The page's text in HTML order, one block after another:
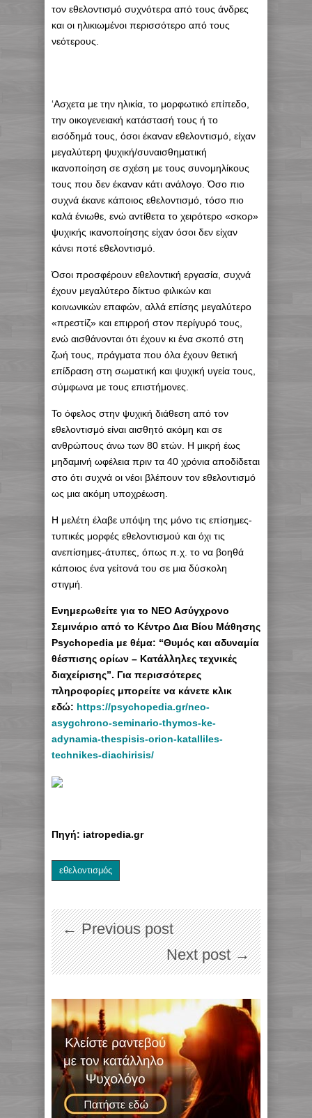
τον εθελοντισμό συχνότερα από τους άνδρες
και οι ηλικιωμένοι περισσότερο από τους
νεότερους.
‘Ασχετα με την ηλικία, το μορφωτικό επίπεδο,
την οικογενειακή κατάστασή τους ή το
εισόδημά τους, όσοι έκαναν εθελοντισμό, είχαν
μεγαλύτερη ψυχική/συναισθηματική
ικανοποίηση σε σχέση με τους συνομηλίκους
τους που δεν έκαναν κάτι ανάλογο. Όσο πιο
συχνά έκανε κάποιος εθελοντισμό, τόσο πιο
καλά ένιωθε, ενώ αντίθετα το χειρότερο «σκορ»
ψυχικής ικανοποίησης είχαν όσοι δεν είχαν
κάνει ποτέ εθελοντισμό.
Όσοι προσφέρουν εθελοντική εργασία, συχνά
έχουν μεγαλύτερο δίκτυο φιλικών και
κοινωνικών επαφών, αλλά επίσης μεγαλύτερο
«πρεστίζ» και επιρροή στον περίγυρό τους,
ενώ αισθάνονται ότι έχουν κι ένα σκοπό στη
ζωή τους, πράγματα που όλα έχουν θετική
επίδραση στη σωματική και ψυχική υγεία τους,
σύμφωνα με τους επιστήμονες.
Το όφελος στην ψυχική διάθεση από τον
εθελοντισμό είναι αισθητό ακόμη και σε
ανθρώπους άνω των 80 ετών. Η μικρή έως
μηδαμινή ωφέλεια πριν τα 40 χρόνια αποδίδεται
στο ότι συχνά οι νέοι βλέπουν τον εθελοντισμό
ως μια ακόμη υποχρέωση.
Η μελέτη έλαβε υπόψη της μόνο τις επίσημες-
τυπικές μορφές εθελοντισμού και όχι τις
ανεπίσημες-άτυπες, όπως π.χ. το να βοηθά
κάποιος ένα γείτονά του σε μια δύσκολη
στιγμή.
Eνημερωθείτε για το ΝΕΟ Ασύγχρονο
Σεμινάριο από το Κέντρο Δια Βίου Μάθησης
Psychopedia με θέμα: “Θυμός και αδυναμία
θέσπισης ορίων – Κατάλληλες τεχνικές
διαχείρισης”. Για περισσότερες
πληροφορίες μπορείτε να κάνετε κλικ
εδώ: https://psychopedia.gr/neo-
asygchrono-seminario-thymos-ke-
adynamia-thespisis-orion-katalliles-
technikes-diachirisis/
Πηγή: iatropedia.gr
εθελοντισμός
← Previous post
Next post →